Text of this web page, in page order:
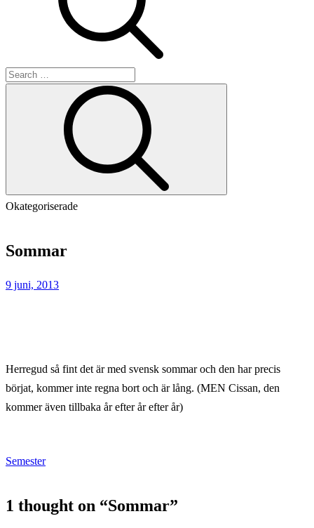
Search
Okategoriserade
Sommar
9 juni, 2013
Herregud så fint det är med svensk sommar och den har precis
börjat, kommer inte regna bort och är lång. (MEN Cissan, den
kommer även tillbaka år efter år efter år)
Semester
1 thought on “Sommar”